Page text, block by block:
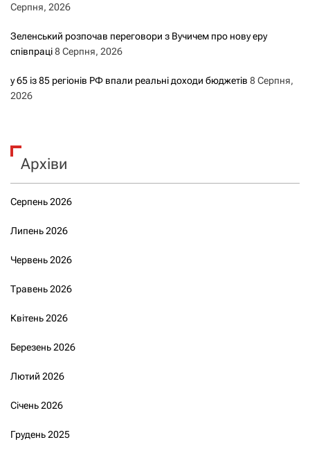
Серпня, 2026
Зеленський розпочав переговори з Вучичем про нову еру
співпраці8 Серпня, 2026
у 65 із 85 регіонів РФ впали реальні доходи бюджетів 8 Серпня,
2026
Архіви
Серпень 2026
Липень 2026
Червень 2026
Травень 2026
Квітень 2026
Березень 2026
Лютий 2026
Січень 2026
Грудень 2025